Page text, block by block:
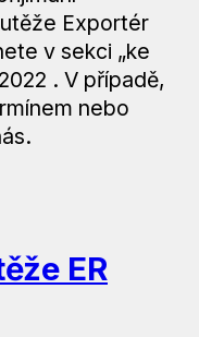
Exportér
v sekci „ke
. V případě,
nebo
ER